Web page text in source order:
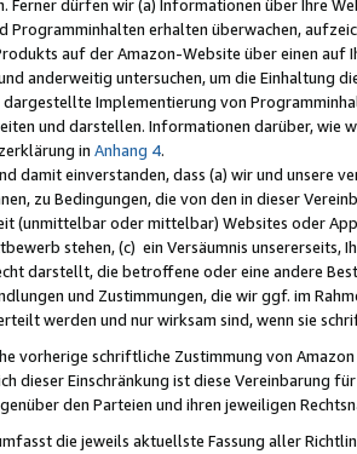
Ferner dürfen wir (a) Informationen über Ihre
Programminhalten erhalten überwachen,
auf der Amazon-Website über einen
anderweitig untersuchen, um die Einhaltung
Implementierung von
und darstellen. Informationen darüber, wie
in Anhang 4.
damit einverstanden, dass (a) wir und
zu Bedingungen, die von den in dieser
(unmittelbar oder mittelbar) Websites oder
stehen, (c) ein Versäumnis unsererseits,
darstellt, die betroffene oder eine andere
und Zustimmungen, die wir ggf. im
werden und nur wirksam sind, wenn sie
vorherige schriftliche Zustimmung von
dieser Einschränkung ist diese Vereinbarung
den Parteien und ihren jeweiligen
die jeweils aktuellste Fassung aller